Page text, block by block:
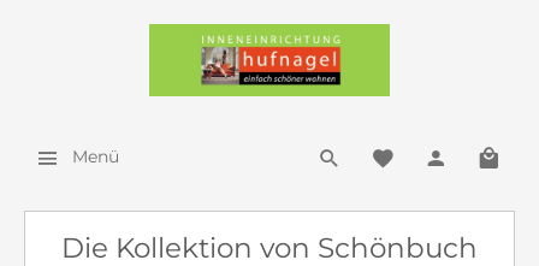
Menü
Die Kollektion von Schönbuch